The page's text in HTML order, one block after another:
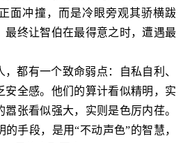
面冲撞，而是冷眼旁观其骄横跋
最终让智伯在最得意之时，遭遇最
都有一个致命弱点：自私自利、
安全感。他们的算计看似精明，实
张看似强大，实则是色厉内荏。
的手段，是用“不动声色”的智慧，